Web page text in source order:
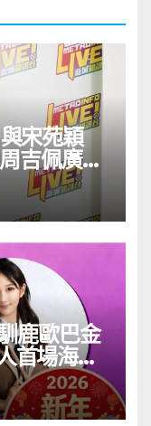
宋苑穎
吉佩廣州
鹿歐巴金
首場海外